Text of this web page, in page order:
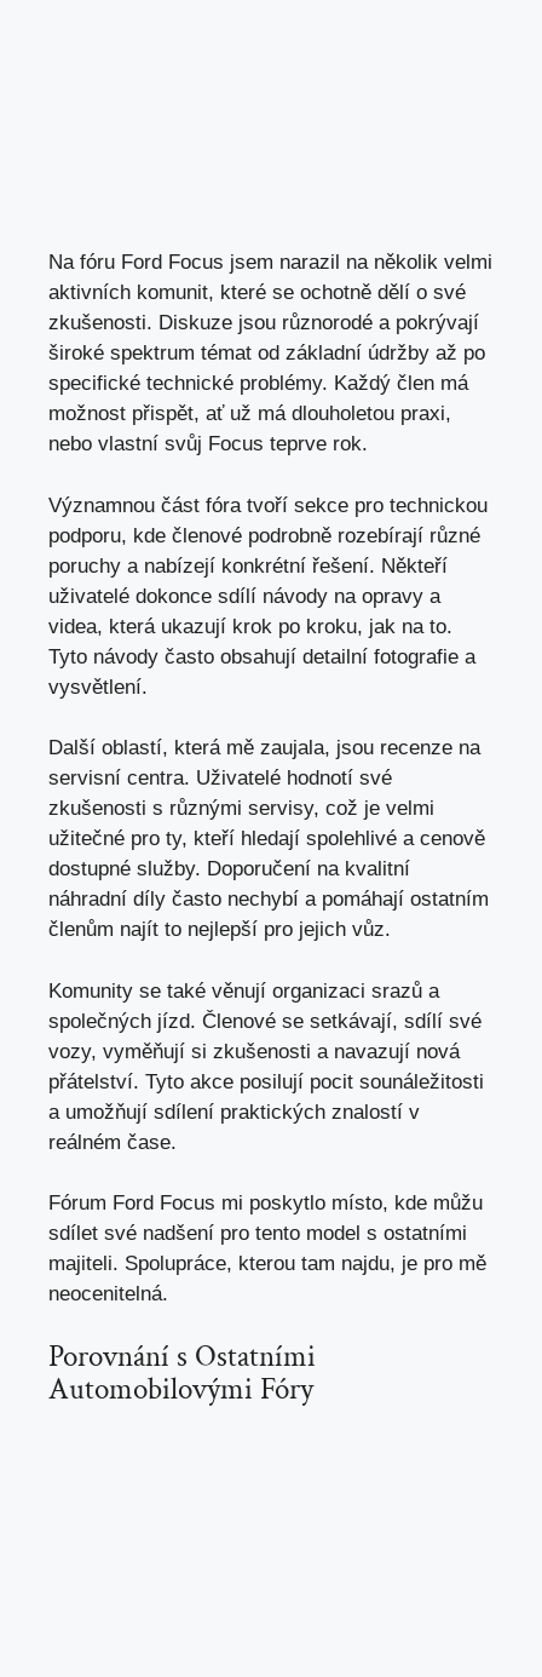
Na fóru Ford Focus jsem narazil na několik velmi
aktivních komunit, které se ochotně dělí o své
zkušenosti. Diskuze jsou různorodé a pokrývají
široké spektrum témat od základní údržby až po
specifické technické problémy. Každý člen má
možnost přispět, ať už má dlouholetou praxi,
nebo vlastní svůj Focus teprve rok.
Významnou část fóra tvoří sekce pro technickou
podporu, kde členové podrobně rozebírají různé
poruchy a nabízejí konkrétní řešení. Někteří
uživatelé dokonce sdílí návody na opravy a
videa, která ukazují krok po kroku, jak na to.
Tyto návody často obsahují detailní fotografie a
vysvětlení.
Další oblastí, která mě zaujala, jsou recenze na
servisní centra. Uživatelé hodnotí své
zkušenosti s různými servisy, což je velmi
užitečné pro ty, kteří hledají spolehlivé a cenově
dostupné služby. Doporučení na kvalitní
náhradní díly často nechybí a pomáhají ostatním
členům najít to nejlepší pro jejich vůz.
Komunity se také věnují organizaci srazů a
společných jízd. Členové se setkávají, sdílí své
vozy, vyměňují si zkušenosti a navazují nová
přátelství. Tyto akce posilují pocit sounáležitosti
a umožňují sdílení praktických znalostí v
reálném čase.
Fórum Ford Focus mi poskytlo místo, kde můžu
sdílet své nadšení pro tento model s ostatními
majiteli. Spolupráce, kterou tam najdu, je pro mě
neocenitelná.
Porovnání s Ostatními
Automobilovými Fóry